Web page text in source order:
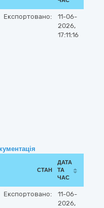
Експортовано:
11-06-
2026,
17:11:16
СТАН
ДАТА
ТА
ЧАС
Експортовано:
11-06-
2026,